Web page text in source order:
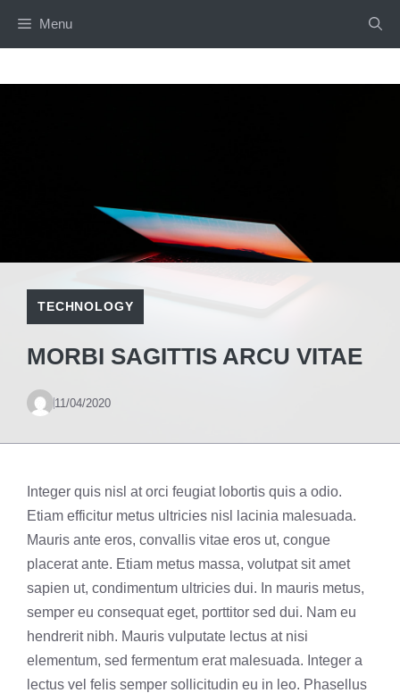
Menu
TECHNOLOGY
MORBI SAGITTIS ARCU VITAE
11/04/2020
Integer quis nisl at orci feugiat lobortis quis a odio.
Etiam efficitur metus ultricies nisl lacinia malesuada.
Mauris ante eros, convallis vitae eros ut, congue
placerat ante. Etiam metus massa, volutpat sit amet
sapien ut, condimentum ultricies dui. In mauris metus,
semper eu consequat eget, porttitor sed dui. Nam eu
hendrerit nibh. Mauris vulputate lectus at nisi
elementum, sed fermentum erat malesuada. Integer a
lectus vel felis semper sollicitudin eu in leo. Phasellus